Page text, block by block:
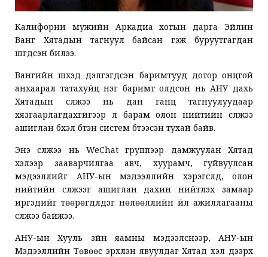
Калифорни мужийн Аркадиа хотын дарга Эйлин
Ванг Хятадын тагнуул байсан гэж буруутгагдан
шүүгдсэн билээ.
Вангийн шүүхэд дэлгэгдсэн баримтууд дотор онцгой
анхаарал татахуйц нэг баримт олдсон нь АНУ дахь
Хятадын сүлжээ нь дан ганц тагнуулуудаар
хязгаарлагдахгүйгээр үл барам олон нийтийн сүлжээ
ашиглан бүхэл бүтэн систем бүтээсэн тухай байв.
Энэ сүлжээ нь WeChat группээр дамжуулан Хятад
хэлээр зааварчилгаа авч, хуурамч, гуйвуулсан
мэдээллийг АНУ-ын мэдээллийн хэрэгслүүд, олон
нийтийн сүлжээг ашиглан дахин нийтлэх замаар
иргэдийг төөрөгдүүлдэг нөлөөллийн үйл ажиллагааны
сүлжээ байжээ.
АНУ-ын Хууль зүйн яамны мэдээлснээр, АНУ-ын
Мэдээллийн Төвөөс эрхлэн явуулдаг Хятад хэл дээрх